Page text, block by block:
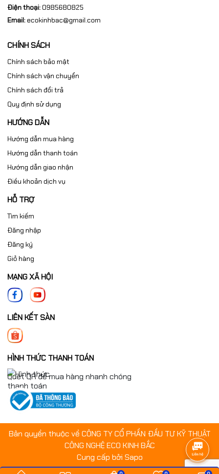
Điện thoại:0985680825
Email:ecokinhbac@gmail.com
CHÍNH SÁCH
Chính sách bảo mật
Chính sách vận chuyển
Chính sách đổi trả
Quy định sử dụng
HƯỚNG DẪN
Hướng dẫn mua hàng
Hướng dẫn thanh toán
Hướng dẫn giao nhận
Điều khoản dịch vụ
HỖ TRỢ
Tìm kiếm
Đăng nhập
Đăng ký
Giỏ hàng
MẠNG XÃ HỘI
LIÊN KẾT SÀN
HÌNH THỨC THANH TOÁN
Quét QR để mua hàng nhanh chóng
Bản quyền thuộc về CÔNG TY CỔ PHẦN ĐẦU TƯ KỸ THUẬT
CÔNG NGHỆ ECO KINH BẮC
Cung cấp bởi Sapo